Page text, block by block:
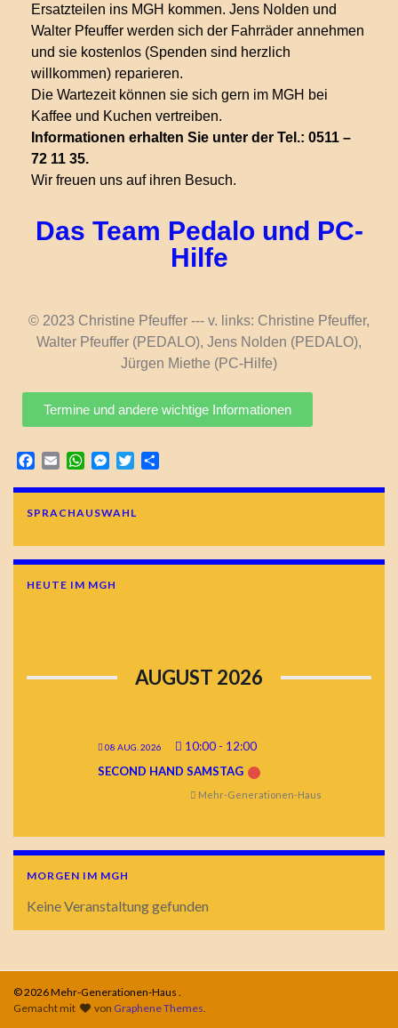
Ersatzteilen ins MGH kommen. Jens Nolden und
Walter Pfeuffer werden sich der Fahrräder annehmen
und sie kostenlos (Spenden sind herzlich
willkommen) reparieren.
Die Wartezeit können sie sich gern im MGH bei
Kaffee und Kuchen vertreiben.
Informationen erhalten Sie unter der Tel.: 0511 –
72 11 35.
Wir freuen uns auf ihren Besuch.
Das Team Pedalo und PC-
Hilfe
© 2023 Christine Pfeuffer --- v. links: Christine Pfeuffer,
Walter Pfeuffer (PEDALO), Jens Nolden (PEDALO),
Jürgen Miethe (PC-Hilfe)
Termine und andere wichtige Informationen
Facebook
Email WhatsApp
Messenger
Twitter
SPRACHAUSWAHL
HEUTE IM MGH
AUGUST 2026
08 AUG. 2026 10:00 - 12:00
SECOND HAND SAMSTAG
Mehr-Generationen-Haus
MORGEN IM MGH
Keine Veranstaltung gefunden
© 2026 Mehr-Generationen-Haus .
Gemacht mit
von Graphene Themes